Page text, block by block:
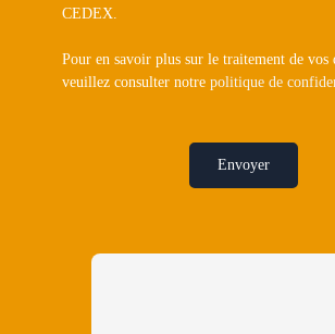
CEDEX.
Pour en savoir plus sur le traitement de vos
veuillez consulter notre politique de
Envoyer